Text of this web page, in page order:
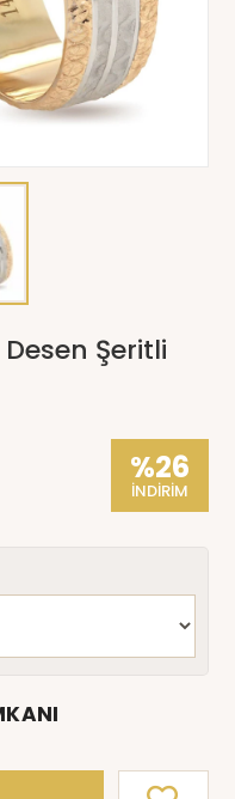
Şeritli
%26
İNDİRİM